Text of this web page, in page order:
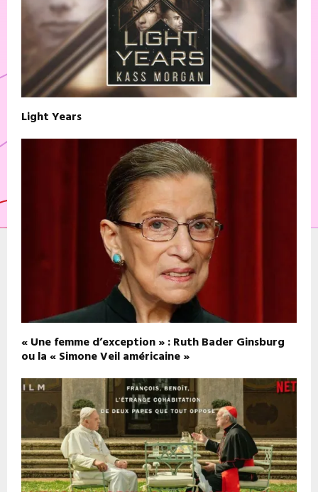
Light Years
« Une femme d’exception » : Ruth Bader Ginsburg
ou la « Simone Veil américaine »